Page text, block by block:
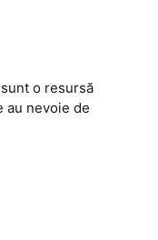
o resursă
au nevoie de